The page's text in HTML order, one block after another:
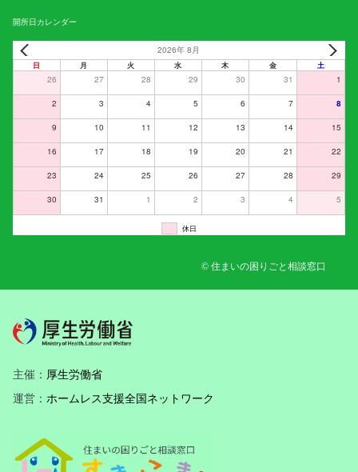
開所日カレンダー
2026年 8月
日 月 火 水 木 金 土
26 27 28 29 30 31 1
2 3 4 5 6 7 8
9 10 11 12 13 14 15
16 17 18 19 20 21 22
23 24 25 26 27 28 29
30 31 1 2 3 4 5
休日
© 住まいの困りごと相談窓口
主催： 厚生労働省
運営： ホームレス支援全国ネットワーク